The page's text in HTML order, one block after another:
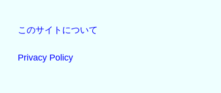
このサイトについて
Privacy Policy